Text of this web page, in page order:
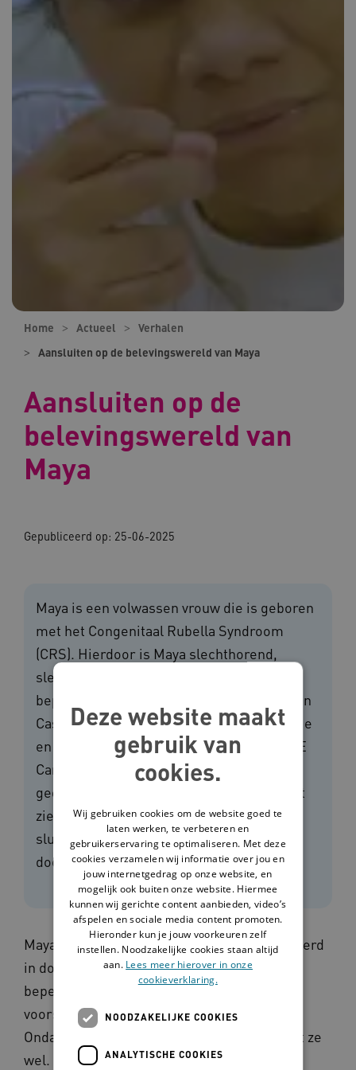
Home Actueel
Verhalen
Aansluiten op de belevingswereld van Maya
Aansluiten op de
belevingswereld van
Maya
Gepubliceerd op: 25-06-2025
Maya is een volwassen vrouw die is geboren
met het Congenitaal Rubella Syndroom
(CRS). Hierdoor is Maya slechthorend,
slechtziend en heeft een verstandelijke
beperking. In deze aflevering van Leren van
Casussen van het Centrum voor Consultatie
en Expertise (CCE) vertelt coördinator CCE
Caro Verlouw hoe het lukte om Maya’s
gedrag beter te begrijpen. Deze casus laat
zien hoe belangrijk het is om écht aan te
sluiten bij de beleefwereld van iemand die
doofblind is.
Maya woont op een woongroep gespecialiseerd
in doofblindheid. Door deze combinatie van
beperkingen heeft Maya veel behoefte aan
voorspelbaarheid, nabijheid en veiligheid.
Ondanks dat Maya niet praat, communiceert ze
wel. Ze doet dit door haar gedrag, haar
Deze website maakt
gebruik van
cookies.
Wij gebruiken cookies om de website goed te
laten werken, te verbeteren en
gebruikerservaring te optimaliseren. Met deze
cookies verzamelen wij informatie over jou en
jouw internetgedrag op onze website, en
mogelijk ook buiten onze website. Hiermee
kunnen wij gerichte content aanbieden, video’s
afspelen en sociale media content promoten.
Hieronder kun je jouw voorkeuren zelf
instellen. Noodzakelijke cookies staan altijd
aan. Lees meer hierover in onze
cookieverklaring.
NOODZAKELIJKE COOKIES
ANALYTISCHE COOKIES